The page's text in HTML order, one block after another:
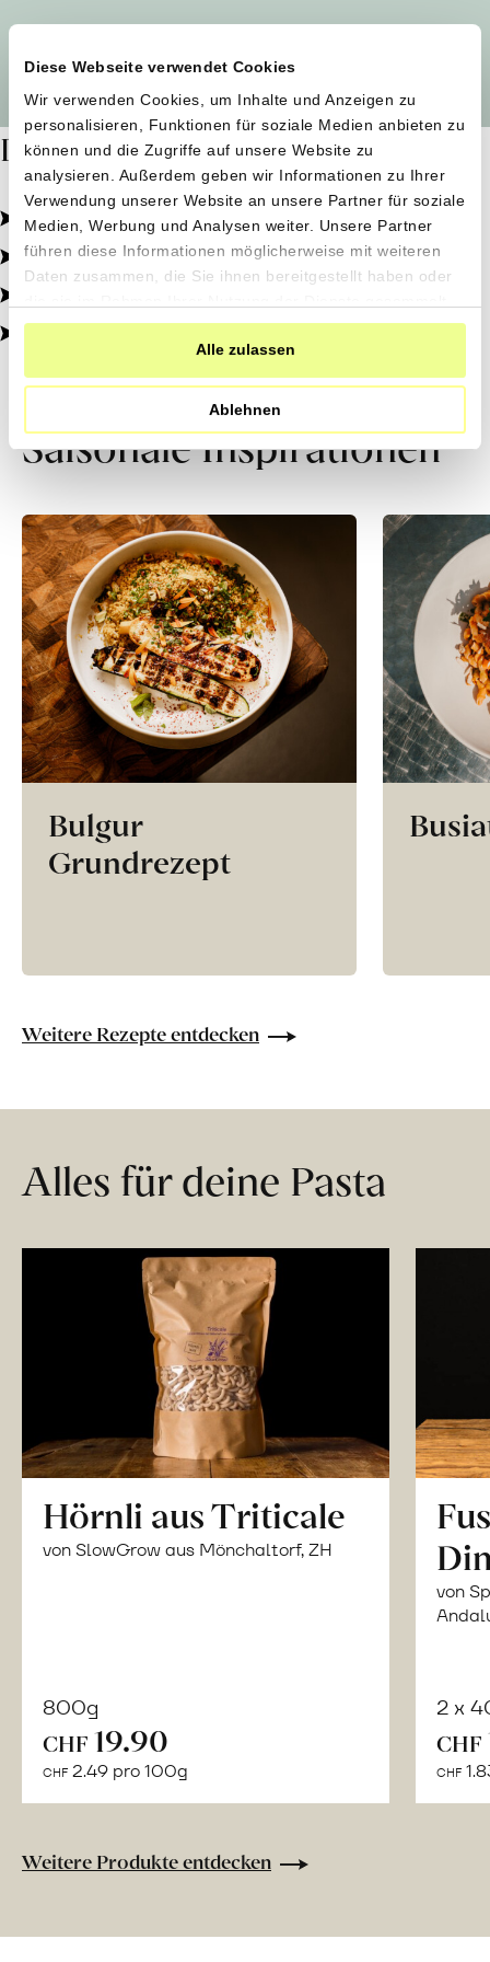
Diese Webseite verwendet Cookies
Wir verwenden Cookies, um Inhalte und Anzeigen zu
personalisieren, Funktionen für soziale Medien anbieten zu
können und die Zugriffe auf unsere Website zu
analysieren. Außerdem geben wir Informationen zu Ihrer
Verwendung unserer Website an unsere Partner für soziale
Medien, Werbung und Analysen weiter. Unsere Partner
führen diese Informationen möglicherweise mit weiteren
Daten zusammen, die Sie ihnen bereitgestellt haben oder
haben.
Alle zulassen
Ablehnen
Dafür stehen wir
Pestizidfrei angebaut, schonend verarbeitet.
Natürliche Zutaten, echter Geschmack.
Von kleinen Höfen, direkt zu dir.
100% transparent, 0% Zusatzstoffe.
Saisonale Inspirationen
Bulgur
Grundrezept
Weitere Rezepte entdecken
Alles für deine Pasta
Hörnli aus Triticale
von SlowGrow aus Mönchaltorf, ZH
800g
CHF 19.90
CHF 2.49 pro 100g
von
2 x
CHF
CHF
Weitere Produkte entdecken